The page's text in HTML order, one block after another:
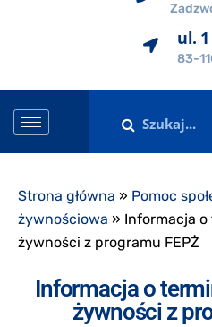
ul.
83-
Strona główna » Pomoc
żywnościowa » Informacja
żywności z programu FEPŻ
Informacja o
żywności z